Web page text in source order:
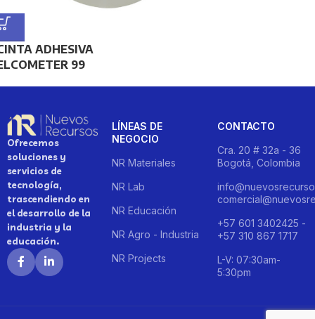
ADHESIVA
99
Ofrecemos
soluciones y
servicios de
tecnología,
trascendiendo en
el desarrollo de la
industria y la
educación.
LÍNEAS DE
NEGOCIO
NR Materiales
NR Lab
NR Educación
NR Agro - Industria
NR Projects
CONTACTO
Cra. 20 # 32a - 36
Bogotá, Colombia
+57 601 3402425 -
+57 310 867 1717
L-V: 07:30am-
5:30pm